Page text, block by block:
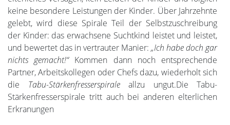
keine besondere Leistungen der Kinder. Über Jahrzehnte
gelebt, wird diese Spirale Teil der Selbstzuschreibung
der Kinder: das erwachsene Suchtkind leistet und leistet,
und bewertet das in vertrauter Manier: „Ich habe doch gar
nichts gemacht!“Kommen dann noch entsprechende
Partner, Arbeitskollegen oder Chefs dazu, wiederholt sich
die Tabu-Stärkenfresserspiraleallzu ungut.Die Tabu-
Stärkenfresserspirale tritt auch bei anderen elterlichen
Erkranungen